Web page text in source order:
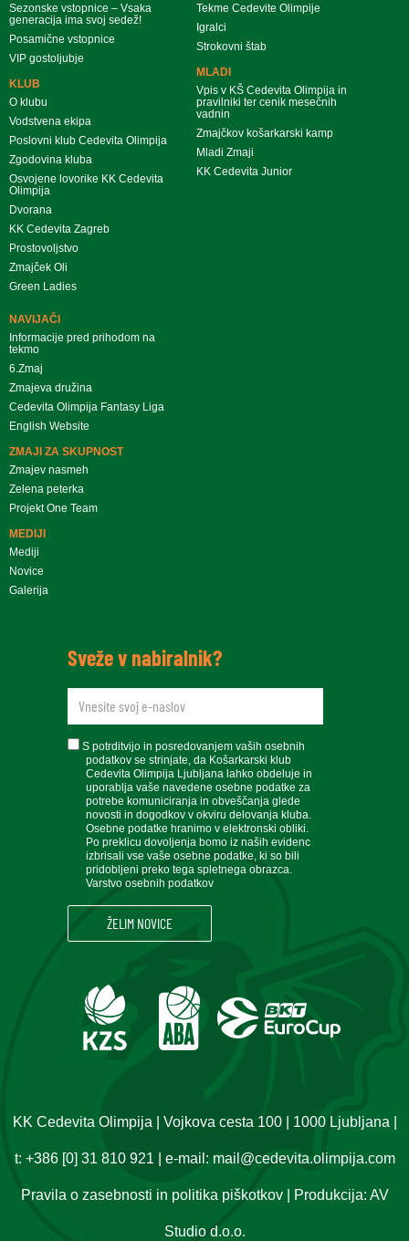
Sezonske vstopnice – Vsaka
generacija ima svoj sedež!
Posamične vstopnice
VIP gostoljubje
KLUB
O klubu
Vodstvena ekipa
Poslovni klub Cedevita Olimpija
Zgodovina kluba
Osvojene lovorike KK Cedevita
Olimpija
Dvorana
KK Cedevita Zagreb
Prostovoljstvo
Zmajček Oli
Green Ladies
Tekme Cedevite Olimpije
Igralci
Strokovni štab
MLADI
Vpis v KŠ Cedevita Olimpija in
pravilniki ter cenik mesečnih
vadnin
Zmajčkov košarkarski kamp
Mladi Zmaji
KK Cedevita Junior
NAVIJAČI
Informacije pred prihodom na
tekmo
6.Zmaj
Zmajeva družina
Cedevita Olimpija Fantasy Liga
English Website
ZMAJI ZA SKUPNOST
Zmajev nasmeh
Zelena peterka
Projekt One Team
MEDIJI
Mediji
Novice
Galerija
Sveže v nabiralnik?
newsletteremail
soglasje
S potrditvijo in posredovanjem vaših osebnih
podatkov se strinjate, da Košarkarski klub
Cedevita Olimpija Ljubljana lahko obdeluje in
uporablja vaše navedene osebne podatke za
potrebe komuniciranja in obveščanja glede
novosti in dogodkov v okviru delovanja kluba.
Osebne podatke hranimo v elektronski obliki.
Po preklicu dovoljenja bomo iz naših evidenc
izbrisali vse vaše osebne podatke, ki so bili
pridobljeni preko tega spletnega obrazca.
Varstvo osebnih podatkov
KK Cedevita Olimpija | Vojkova cesta 100 | 1000 Ljubljana |
t: +386 [0] 31 810 921 | e-mail: mail@cedevita.olimpija.com
Pravila o zasebnosti in politika piškotkov| Produkcija: AV
Studio d.o.o.